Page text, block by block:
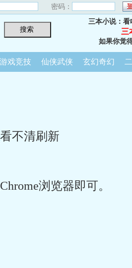
密码：
三本小说：
三
如果你觉
游戏竞技 仙侠武侠 玄幻奇幻
看不清刷新
浏览器即可。